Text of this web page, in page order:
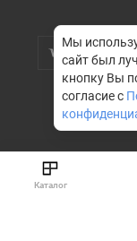
Мы
сайт был
кнопку Вы
согласие с
© НЗСНАБ 2004-
Каталог